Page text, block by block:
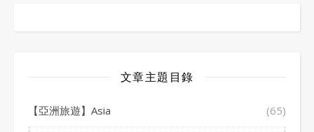
文章主題目錄
【亞洲旅遊】Asia (65)